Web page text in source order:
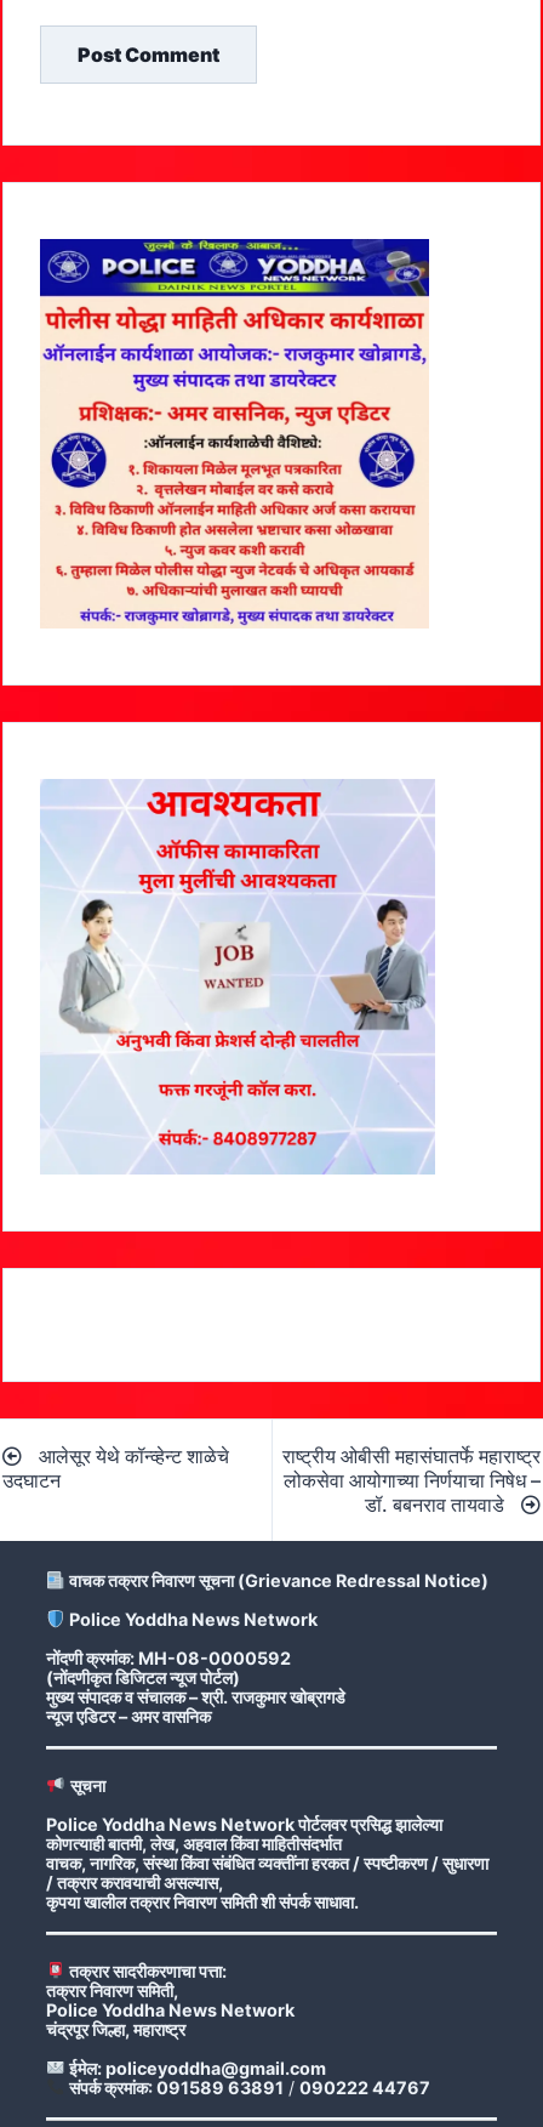
navigation
आलेसूर येथे कॉन्व्हेन्ट शाळेचे
उदघाटन
राष्ट्रीय ओबीसी महासंघातर्फे महाराष्ट्र
लोकसेवा आयोगाच्या निर्णयाचा निषेध –
डॉ. बबनराव तायवाडे
वाचक तक्रार निवारण सूचना (Grievance Redressal Notice)
Police Yoddha News Network
नोंदणी क्रमांक: MH-08-0000592
(नोंदणीकृत डिजिटल न्यूज पोर्टल)
मुख्य संपादक व संचालक – श्री. राजकुमार खोब्रागडे
न्यूज एडिटर – अमर वासनिक
सूचना
Police Yoddha News Network पोर्टलवर प्रसिद्ध झालेल्या
कोणत्याही बातमी, लेख, अहवाल किंवा माहितीसंदर्भात
वाचक, नागरिक, संस्था किंवा संबंधित व्यक्तींना हरकत / स्पष्टीकरण / सुधारणा
/ तक्रार करावयाची असल्यास,
कृपया खालील तक्रार निवारण समिती शी संपर्क साधावा.
तक्रार सादरीकरणाचा पत्ता:
तक्रार निवारण समिती,
Police Yoddha News Network
चंद्रपूर जिल्हा, महाराष्ट्र
ईमेल: policeyoddha@gmail.com
संपर्क क्रमांक: 091589 63891 / 090222 44767